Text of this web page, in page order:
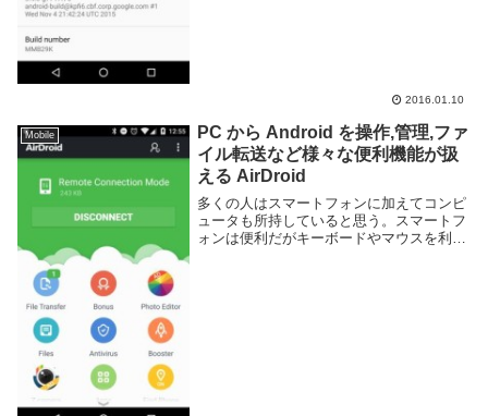
2016.01.10
Mobile
PC から Android を操作,管理,ファ
イル転送など様々な便利機能が扱
える AirDroid
多くの人はスマートフォンに加えてコンピ
ュータも所持していると思う。スマートフ
ォンは便利だがキーボードやマウスを利用